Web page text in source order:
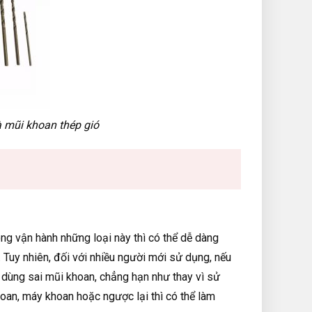
mũi khoan thép gió
vận hành những loại này thì có thể dễ dàng
nhiên, đối với nhiều người mới sử dụng, nếu
sai mũi khoan, chẳng hạn như thay vì sử
máy khoan hoặc ngược lại thì có thể làm